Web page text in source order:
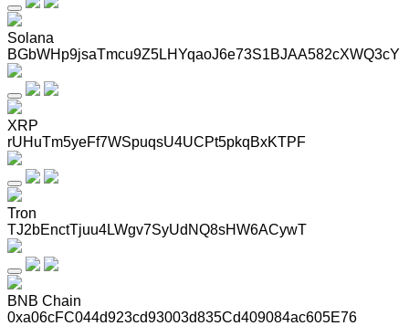
Solana
BGbWHp9jsaTmcu9Z5LHYqaoJ6e73S1BJAA582cXWQ3cY
XRP
rUHuTm5yeFf7WSpuqsU4UCPt5pkqBxKTPF
Tron
TJ2bEnctTjuu4LWgv7SyUdNQ8sHW6ACywT
BNB Chain
0xa06cFC044d923cd93003d835Cd409084ac605E76